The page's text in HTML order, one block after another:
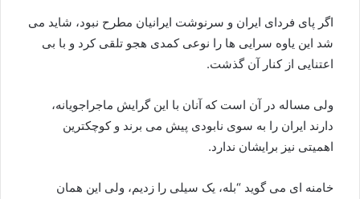
اگر پای فردای ایران و سرنوشت ایرانیان مطرح نبود، شاید می
شد این یاوه سرایی ها را نوعی کمدی هجو تلقی کرد و با بی
اعتنایی از کنار آن گذشت.
ولی مساله در آن است که آنان با این گرایش ماجراجویانه،
دارند ایران را به سوی نابودی پیش می برند و کوچکترین
اهمیتی نیز برایشان ندارد.
خامنه ای می گوید “بله، یک سیلی را زدیم، ولی این همان